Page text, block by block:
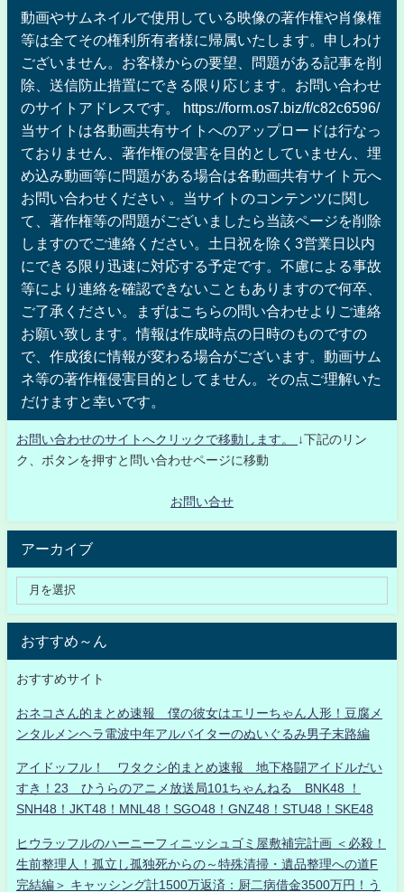
動画やサムネイルで使用している映像の著作権や肖像権
等は全てその権利所有者様に帰属いたします。申しわけ
ございません。お客様からの要望、問題がある記事を削
除、送信防止措置にできる限り応じます。お問い合わせ
のサイトアドレスです。 https://form.os7.biz/f/c82c6596/
当サイトは各動画共有サイトへのアップロードは行なっ
ておりません、著作権の侵害を目的としていません、埋
め込み動画等に問題がある場合は各動画共有サイト元へ
お問い合わせください 。当サイトのコンテンツに関し
て、著作権等の問題がございましたら当該ページを削除
しますのでご連絡ください。土日祝を除く3営業日以内
にできる限り迅速に対応する予定です。不慮による事故
等により連絡を確認できないこともありますので何卒、
ご了承ください。まずはこちらの問い合わせよりご連絡
お願い致します。情報は作成時点の日時のものですの
で、作成後に情報が変わる場合がございます。動画サム
ネ等の著作権侵害目的としてません。その点ご理解いた
だけますと幸いです。
お問い合わせのサイトへクリックで移動します。
↓下記のリン
ク、ボタンを押すと問い合わせページに移動
お問い合せ
アーカイブ
おすすめ～ん
おすすめサイト
おネコさん的まとめ速報 僕の彼女はエリーちゃん人形！豆腐メ
ンタルメンヘラ電波中年アルバイターのぬいぐるみ男子末路編
アイドッフル！ ワタクシ的まとめ速報 地下格闘アイドルだい
すき！23 ひうらのアニメ放送局101ちゃんねる BNK48 ！
SNH48！JKT48！MNL48！SGO48！GNZ48！STU48！SKE48
ヒウラッフルのハーニーフィニッシュゴミ屋敷補完計画 ＜必殺！
生前整理人！孤立し孤独死からの～特殊清掃・遺品整理への道F
完結編＞ キャッシング計1500万返済：厨二病借金3500万円！う